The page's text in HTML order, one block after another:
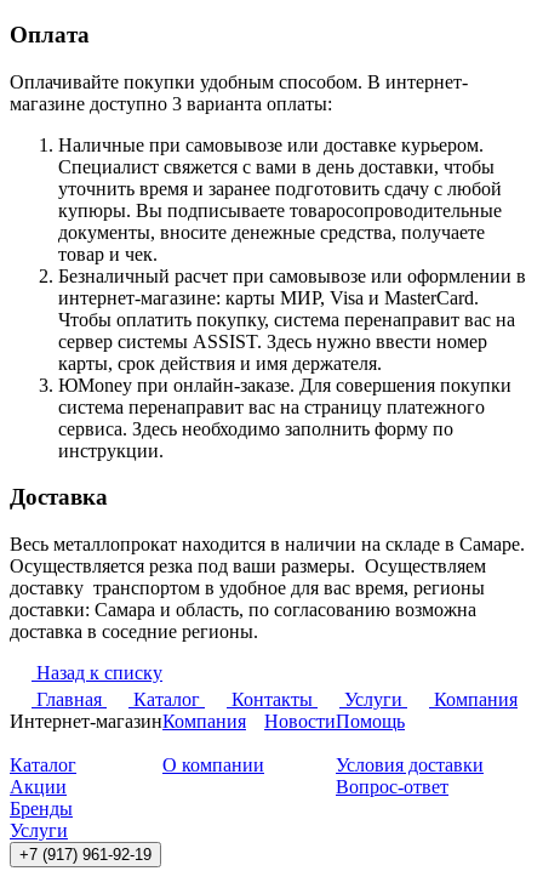
Оплата
Оплачивайте покупки удобным способом. В интернет-
магазине доступно 3 варианта оплаты:
Наличные при самовывозе или доставке курьером.
Специалист свяжется с вами в день доставки, чтобы
уточнить время и заранее подготовить сдачу с любой
купюры. Вы подписываете товаросопроводительные
документы, вносите денежные средства, получаете
товар и чек.
Безналичный расчет при самовывозе или оформлении в
интернет-магазине: карты МИР, Visa и MasterCard.
Чтобы оплатить покупку, система перенаправит вас на
сервер системы ASSIST. Здесь нужно ввести номер
карты, срок действия и имя держателя.
ЮMoney при онлайн-заказе. Для совершения покупки
система перенаправит вас на страницу платежного
сервиса. Здесь необходимо заполнить форму по
инструкции.
Доставка
Весь металлопрокат находится в наличии на складе в Самаре.
Осуществляется резка под ваши размеры. Осуществляем
доставку транспортом в удобное для вас время, регионы
доставки: Самара и область, по согласованию возможна
доставка в соседние регионы.
Назад к списку
Главная
Каталог Контакты Услуги
Компания
Интернет-магазин
Каталог
Акции
Бренды
Услуги
Компания
О компании
НовостиПомощь
Условия доставки
Вопрос-ответ
+7 (917) 961-92-19